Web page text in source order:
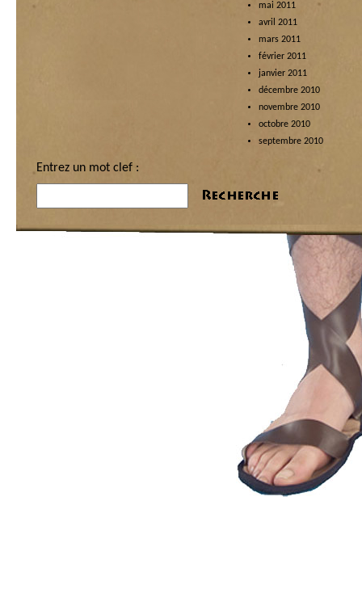
mai 2011
avril 2011
mars 2011
février 2011
janvier 2011
décembre 2010
novembre 2010
octobre 2010
septembre 2010
Entrez un mot clef :